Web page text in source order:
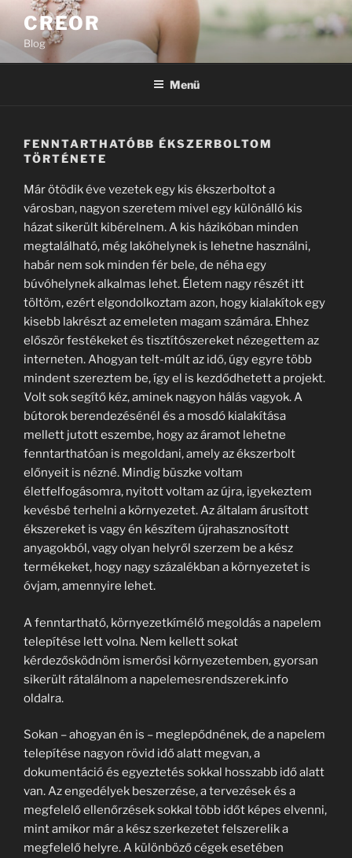
Tartalomhoz
CREOR
Blog
Menü
FENNTARTHATÓBB ÉKSZERBOLTOM
TÖRTÉNETE
Már ötödik éve vezetek egy kis ékszerboltot a
városban, nagyon szeretem mivel egy különálló kis
házat sikerült kibérelnem. A kis házikóban minden
megtalálható, még lakóhelynek is lehetne használni,
habár nem sok minden fér bele, de néha egy
búvóhelynek alkalmas lehet. Életem nagy részét itt
töltöm, ezért elgondolkoztam azon, hogy kialakítok egy
kisebb lakrészt az emeleten magam számára. Ehhez
először festékeket és tisztítószereket nézegettem az
interneten. Ahogyan telt-múlt az idő, úgy egyre több
mindent szereztem be, így el is kezdődhetett a projekt.
Volt sok segítő kéz, aminek nagyon hálás vagyok. A
bútorok berendezésénél és a mosdó kialakítása
mellett jutott eszembe, hogy az áramot lehetne
fenntarthatóan is megoldani, amely az ékszerbolt
előnyeit is nézné. Mindig büszke voltam
életfelfogásomra, nyitott voltam az újra, igyekeztem
kevésbé terhelni a környezetet. Az általam árusított
ékszereket is vagy én készítem újrahasznosított
anyagokból, vagy olyan helyről szerzem be a kész
termékeket, hogy nagy százalékban a környezetet is
óvjam, amennyire lehet.
A fenntartható, környezetkímélő megoldás a napelem
telepítése lett volna. Nem kellett sokat
kérdezősködnöm ismerősi környezetemben, gyorsan
sikerült rátalálnom a napelemesrendszerek.info
oldalra.
Sokan – ahogyan én is – meglepődnének, de a napelem
telepítése nagyon rövid idő alatt megvan, a
dokumentáció és egyeztetés sokkal hosszabb idő alatt
van. Az engedélyek beszerzése, a tervezések és a
megfelelő ellenőrzések sokkal több időt képes elvenni,
mint amikor már a kész szerkezetet felszerelik a
megfelelő helyre. A különböző cégek esetében